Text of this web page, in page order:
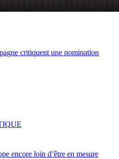
critiquent une nomination
encore loin d’être en mesure